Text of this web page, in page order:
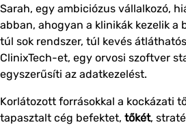
Sarah, egy ambiciózus vállalkozó,
abban, ahogyan a klinikák kezelik
túl sok rendszer, túl kevés
ClinixTech-et, egy orvosi szoftver
egyszerűsíti az adatkezelést.
Korlátozott forrásokkal a kockázati
tapasztalt cég befektet, tőkét,